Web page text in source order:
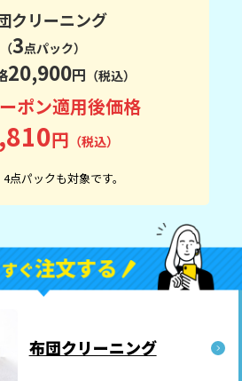
クリーニング
（3点パック）
20,900円 （税込）
ポン適用後価格
円 （税込）
点パックも対象です。
布団クリーニング